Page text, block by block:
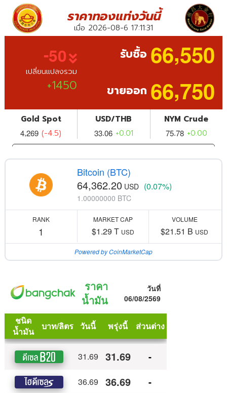
Bitcoin (BTC)
64,362.20 USD (0.07%)
1.00000000 BTC
RANK
1
MARKET CAP
$1.29 T USD
VOLUME
$21.51 B USD
Powered by CoinMarketCap